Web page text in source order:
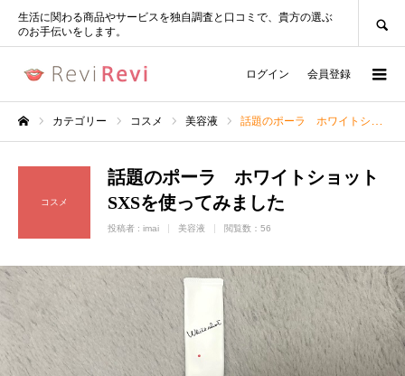
生活に関わる商品やサービスを独自調査と口コミで、貴方の選ぶ
のお手伝いをします。
ログイン 会員登録
カテゴリー コスメ 美容液 話題のポーラ ホワイトショット SXSを使ってみました
コスメ
話題のポーラ ホワイトショット
SXSを使ってみました
投稿者 : imai 美容液 閲覧数：56